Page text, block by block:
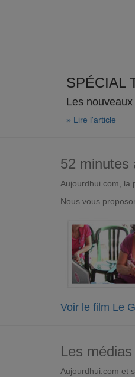
SPÉCIAL
Les
» Lire l'article
52 minutes
Aujourdhui.com, la
Nous vous
Voir le film Le
Les
Aujourdhui.com et